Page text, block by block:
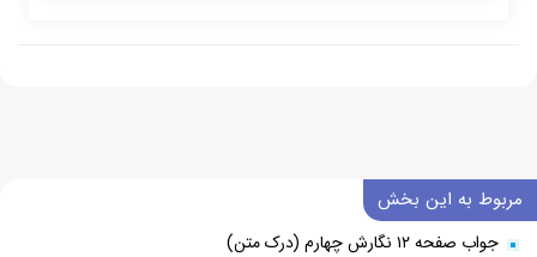
مربوط به این بخش
جواب صفحه ۱۲ نگارش چهارم (درک متن)